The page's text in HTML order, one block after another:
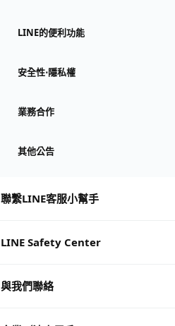
LINE的便利功能
安全性⋅隱私權
業務合作
其他公告
聯繫LINE客服小幫手
LINE Safety Center
與我們聯絡